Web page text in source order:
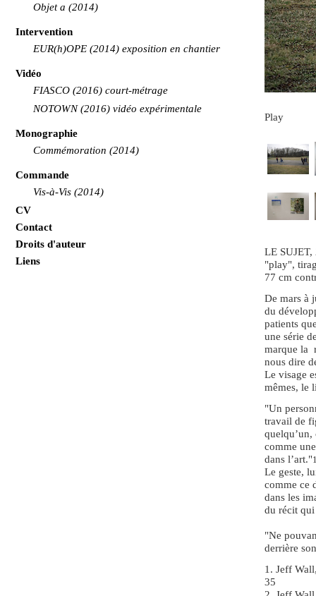
Play
LE SUJET,
"play",
77 cm
De mars à
du
patients
une série
marque la
nous dire
Le visage
mêmes, le
"Un
travail de
quelqu’un,
comme
dans l’art."
Le geste,
comme ce
dans les
du récit
"Ne
derrière
1. Jeff
35
Objet a (2014)
Intervention
EUR(h)OPE (2014) exposition en chantier
Vidéo
FIASCO (2016) court-métrage
NOTOWN (2016) vidéo expérimentale
Monographie
Commémoration (2014)
Commande
Vis-à-Vis (2014)
CV
Contact
Droits d'auteur
Liens